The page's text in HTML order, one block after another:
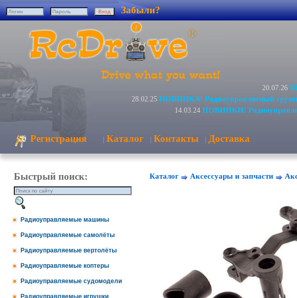
Забыли?
20.07.26
28.02.25 НОВИНКА! Радиоуправляемый
14.03.24 НОВИНКИ!
Регистрация | Каталог | Контакты | Доставка
Быстрый поиск:
Радиоуправляемые машины
Радиоуправляемые самолёты
Радиоуправляемые вертолёты
Радиоуправляемые коптеры
Радиоуправляемые судомодели
Радиоуправляемые игрушки
Каталог Аксессуары и запчасти